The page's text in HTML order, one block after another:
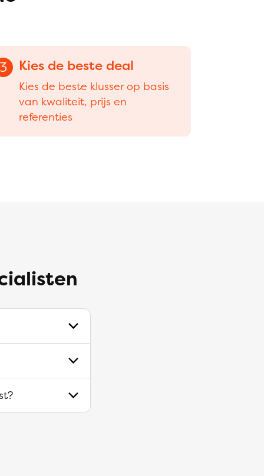
3 Kies de beste deal
Kies de beste klusser op basis
van kwaliteit, prijs en
referenties